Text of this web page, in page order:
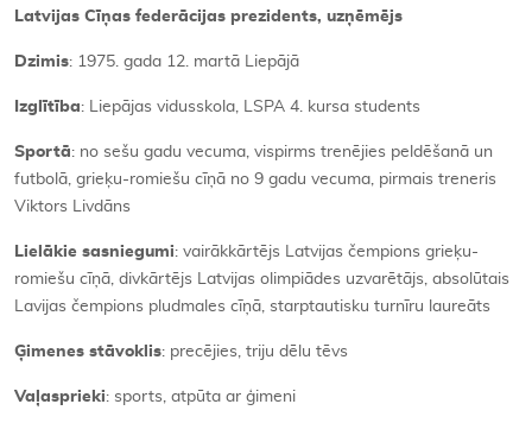
Latvijas Cīņas federācijas prezidents, uzņēmējs
Dzimis: 1975. gada 12. martā Liepājā
Izglītība: Liepājas vidusskola, LSPA 4. kursa students
Sportā: no sešu gadu vecuma, vispirms trenējies peldēšanā un
futbolā, grieķu-romiešu cīņā no 9 gadu vecuma, pirmais treneris
Viktors Livdāns
Lielākie sasniegumi: vairākkārtējs Latvijas čempions grieķu-
romiešu cīņā, divkārtējs Latvijas olimpiādes uzvarētājs, absolūtais
Lavijas čempions pludmales cīņā, starptautisku turnīru laureāts
Ģimenes stāvoklis: precējies, triju dēlu tēvs
Vaļasprieki: sports, atpūta ar ģimeni